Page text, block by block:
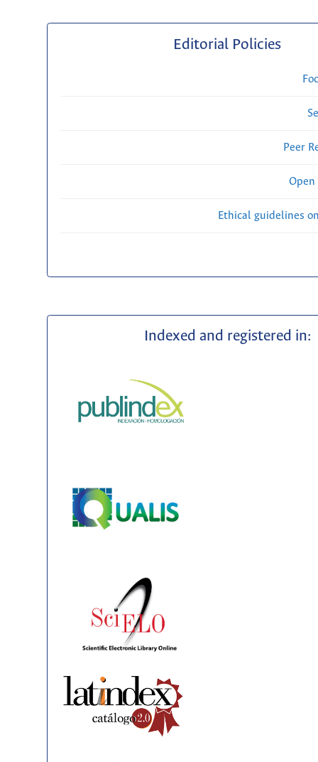
Editorial Policies
Peer
Open
Ethical guidelines
Indexed and registered in: